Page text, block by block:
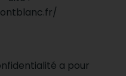
a pour